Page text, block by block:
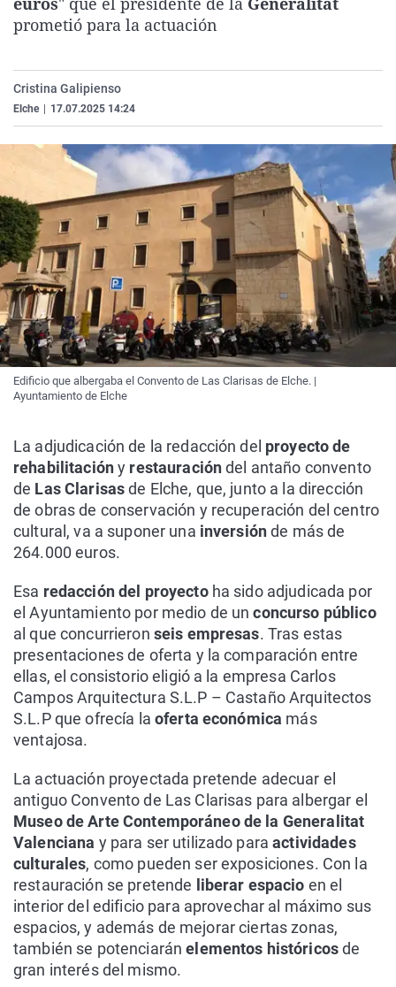
La rosa de los vientos
Como el perro y el
Caso
Equipo de
Extremadura
La Rioja
Virales
Elecciones
prometió para la actuación
Cristina Galipienso
Elche 17.07.2025 14:24
Edificio que albergaba el Convento de Las Clarisas de Elche. |
Ayuntamiento de Elche
La adjudicación de la redacción del proyecto de
rehabilitacióny restauracióndel antaño convento
de Las Clarisasde Elche, que, junto a la dirección
de obras de conservación y recuperación del centro
cultural, va a suponer una inversiónde más de
264.000 euros.
Esa redacción del proyectoha sido adjudicada por
el Ayuntamiento por medio de unconcurso público
al que concurrieron seis empresas. Tras estas
presentaciones de oferta y la comparación entre
ellas, el consistorio eligió a la empresa Carlos
Campos Arquitectura S.L.P – Castaño Arquitectos
S.L.P que ofrecía la oferta económica más
ventajosa.
La actuación proyectada pretende adecuar el
antiguo Convento de Las Clarisas para albergar el
Museo de Arte Contemporáneo de la Generalitat
Valenciana y para ser utilizado paraactividades
culturales, como pueden ser exposiciones. Con la
restauración se pretende liberar espacio en el
interior del edificio para aprovechar al máximo sus
espacios, y además de mejorar ciertas zonas,
también se potenciaránelementos históricosde
gran interés del mismo.